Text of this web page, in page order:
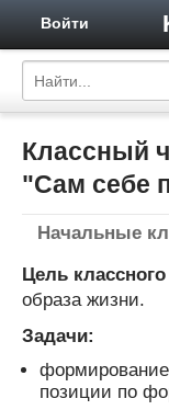
Войти
Классный
"Сам себе
Начальные
Цель классного
образа жизни.
Задачи:
позиции по